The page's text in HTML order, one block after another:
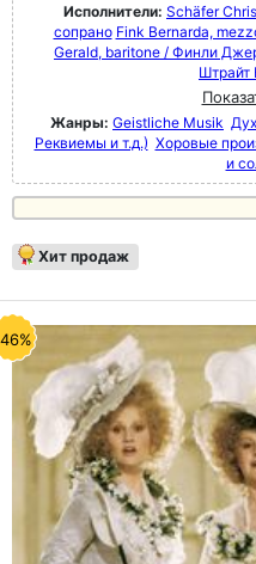
Исполнители: Schäfer
сопрано Fink Bernarda,
Gerald, baritone / Финли
Штрайт
Жанры: Geistliche Musik
Реквиемы и т.д.) Хоровые
и
Хит продаж